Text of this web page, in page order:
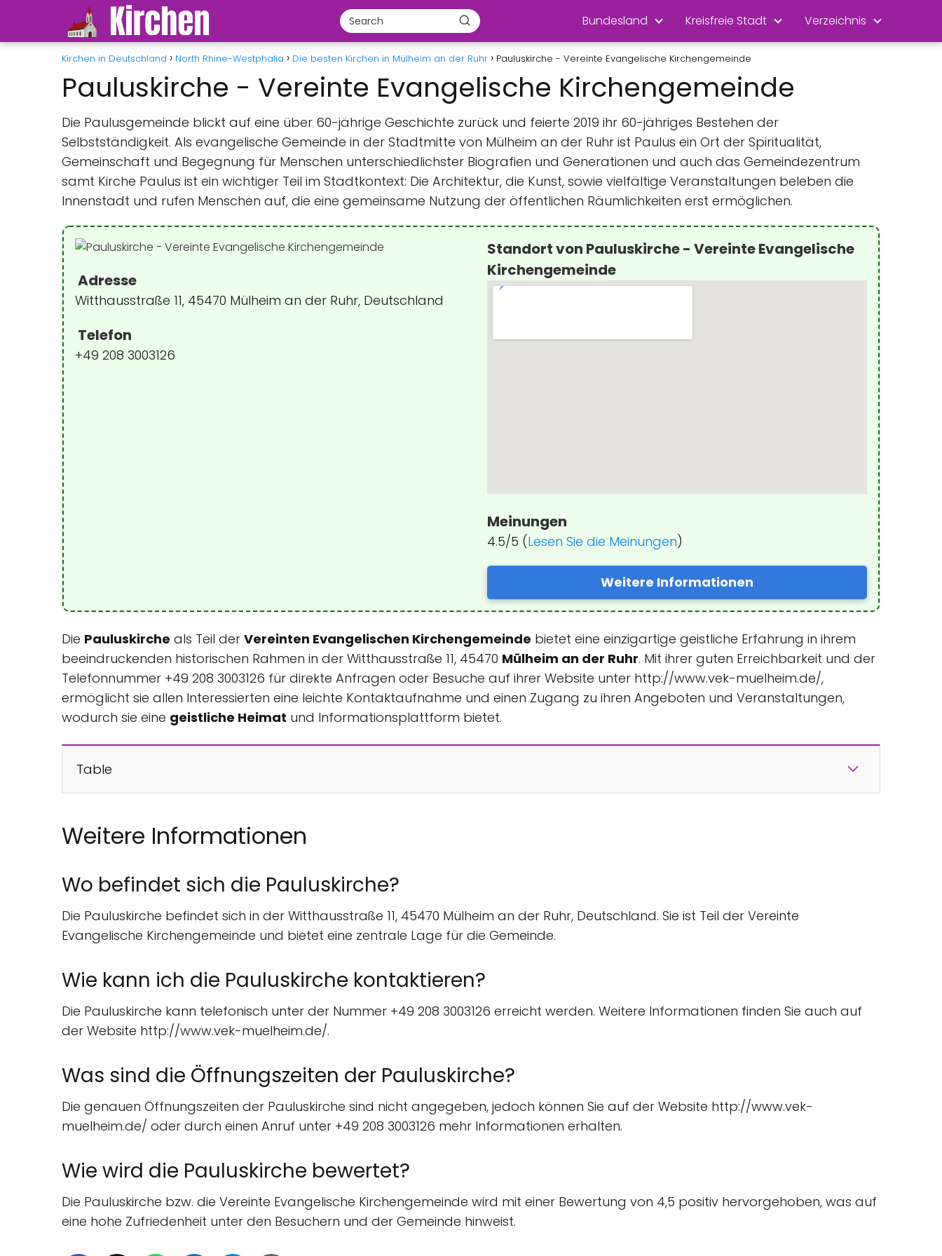
Bundesland Kreisfreie Stadt Verzeichnis
Kirchen in Deutschland North Rhine-Westphalia Die besten Kirchen in Mülheim an der Ruhr Pauluskirche - Vereinte Evangelische Kirchengemeinde
Pauluskirche - Vereinte Evangelische Kirchengemeinde
Die Paulusgemeinde blickt auf eine über 60-jährige Geschichte zurück und feierte 2019 ihr 60-jähriges Bestehen der
Selbstständigkeit. Als evangelische Gemeinde in der Stadtmitte von Mülheim an der Ruhr ist Paulus ein Ort der Spiritualität,
Gemeinschaft und Begegnung für Menschen unterschiedlichster Biografien und Generationen und auch das Gemeindezentrum
samt Kirche Paulus ist ein wichtiger Teil im Stadtkontext: Die Architektur, die Kunst, sowie vielfältige Veranstaltungen beleben die
Innenstadt und rufen Menschen auf, die eine gemeinsame Nutzung der öffentlichen Räumlichkeiten erst ermöglichen.
Adresse
Witthausstraße 11, 45470 Mülheim an der Ruhr, Deutschland
Telefon
+49 208 3003126
Standort von Pauluskirche - Vereinte Evangelische
Kirchengemeinde
Meinungen
4.5/5 (Lesen Sie die Meinungen)
Weitere Informationen
Die Pauluskirche als Teil der Vereinten Evangelischen Kirchengemeinde bietet eine einzigartige geistliche Erfahrung in ihrem
beeindruckenden historischen Rahmen in der Witthausstraße 11, 45470 Mülheim an der Ruhr. Mit ihrer guten Erreichbarkeit und der
Telefonnummer +49 208 3003126 für direkte Anfragen oder Besuche auf ihrer Website unter http://www.vek-muelheim.de/,
ermöglicht sie allen Interessierten eine leichte Kontaktaufnahme und einen Zugang zu ihren Angeboten und Veranstaltungen,
wodurch sie eine geistliche Heimat und Informationsplattform bietet.
Table
Weitere Informationen
Wo befindet sich die Pauluskirche?
Die Pauluskirche befindet sich in der Witthausstraße 11, 45470 Mülheim an der Ruhr, Deutschland. Sie ist Teil der Vereinte
Evangelische Kirchengemeinde und bietet eine zentrale Lage für die Gemeinde.
Wie kann ich die Pauluskirche kontaktieren?
Die Pauluskirche kann telefonisch unter der Nummer +49 208 3003126 erreicht werden. Weitere Informationen finden Sie auch auf
der Website http://www.vek-muelheim.de/.
Was sind die Öffnungszeiten der Pauluskirche?
Die genauen Öffnungszeiten der Pauluskirche sind nicht angegeben, jedoch können Sie auf der Website http://www.vek-
muelheim.de/ oder durch einen Anruf unter +49 208 3003126 mehr Informationen erhalten.
Wie wird die Pauluskirche bewertet?
Die Pauluskirche bzw. die Vereinte Evangelische Kirchengemeinde wird mit einer Bewertung von 4,5 positiv hervorgehoben, was auf
eine hohe Zufriedenheit unter den Besuchern und der Gemeinde hinweist.